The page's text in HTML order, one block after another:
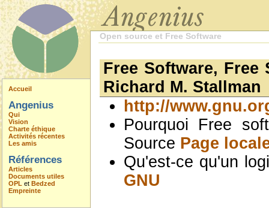
Accueil
Angenius
Qui
Vision
Charte éthique
Activités récentes
Les amis
Références
Articles
Documents utiles
OPL et Bedzed
Empreinte
Open source et Free Software
Free Software, Free
Richard M. Stallman
http://
Pourquoi Free
Source Page
Qu'est-ce qu'un
GNU